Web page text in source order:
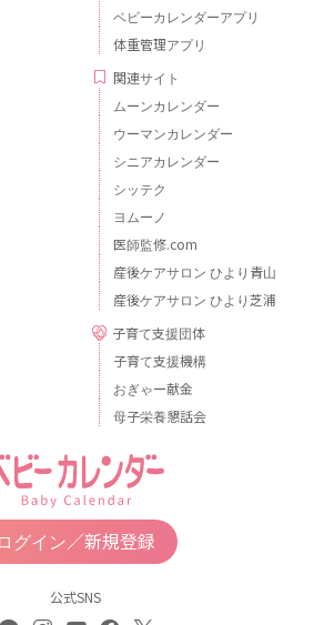
ベビーカレンダーアプリ
体重管理アプリ
関連サイト
ムーンカレンダー
ウーマンカレンダー
シニアカレンダー
シッテク
ヨムーノ
医師監修.com
産後ケアサロン ひより青山
産後ケアサロン ひより芝浦
子育て支援団体
子育て支援機構
おぎゃー献金
母子栄養懇話会
ログイン／新規登録
公式SNS